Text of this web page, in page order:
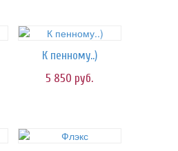
К пенному..)
5 850 руб.